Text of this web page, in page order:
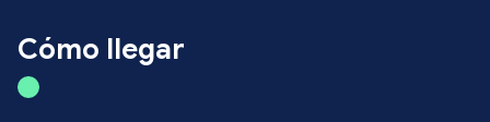
Cómo llegar